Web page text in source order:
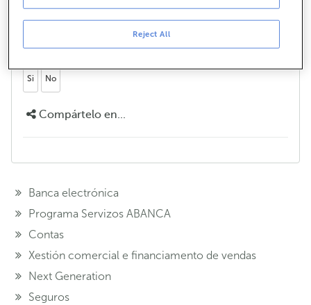
Si No
Compártelo en...
Banca electrónica
Programa Servizos ABANCA
Contas
Xestión comercial e financiamento de vendas
Next Generation
Seguros
Reject All